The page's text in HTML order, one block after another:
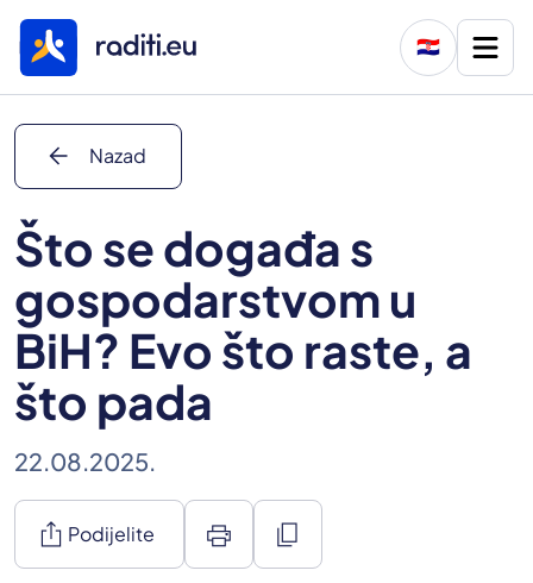
🇭🇷
arrow_back Nazad
Što se događa s
gospodarstvom u
BiH? Evo što raste, a
što pada
22.08.2025.
ios_share Podijelite print content_copy